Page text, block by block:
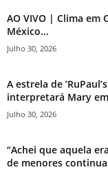
AO VIVO | Clima em
México...
Julho 30, 2026
A estrela de
interpretará Mary em
Julho 30, 2026
“Achei que aquela
de menores